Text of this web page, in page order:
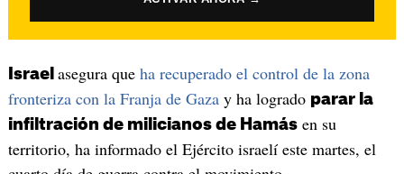
Israel asegura que ha recuperado el control de la zona
fronteriza con la Franja de Gaza y ha logrado parar la
infiltración de milicianos de Hamásen su
territorio, ha informado el Ejército israelí este martes, el